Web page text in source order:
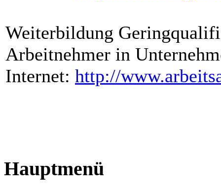
Weiterbildung
Arbeitnehmer in
Internet: http://
Hauptmenü